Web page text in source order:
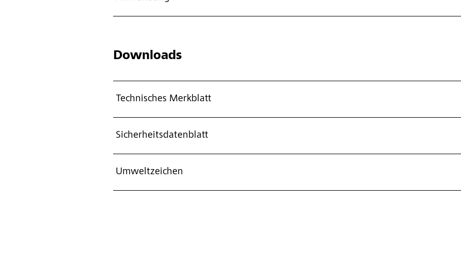
Downloads
Technisches Merkblatt
Sicherheitsdatenblatt
Umweltzeichen